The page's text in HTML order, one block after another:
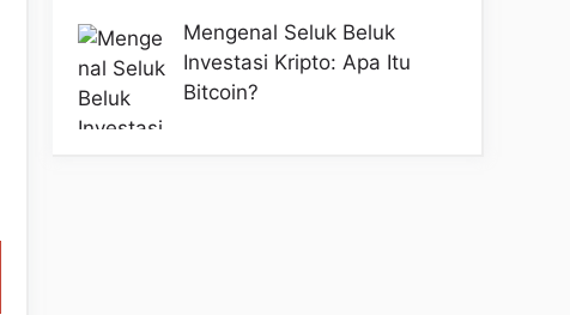
Mengenal Seluk Beluk
Investasi Kripto: Apa Itu
Bitcoin?